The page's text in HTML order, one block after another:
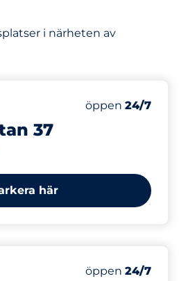
i närheten av
37
Antal
Totalt antal
Torsdag&nbsp
öppen 24/7
här
Antal
Electric Car
Torsdag&nbsp
öppen 24/7